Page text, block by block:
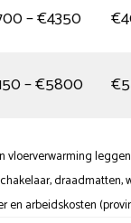
– €4350
– €5800
vloerverwarming
draadmatten,
en arbeidskosten